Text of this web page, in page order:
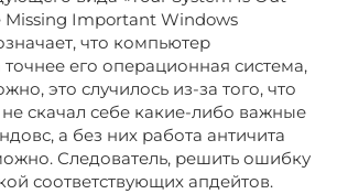
Missing Important Windows
что компьютер
точнее его операционная система,
это случилось из-за того, что
скачал себе какие-либо важные
а без них работа античита
Следователь, решить ошибку
соответствующих апдейтов.